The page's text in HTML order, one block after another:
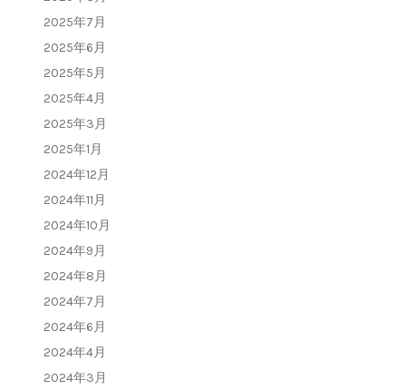
2025年7月
2025年6月
2025年5月
2025年4月
2025年3月
2025年1月
2024年12月
2024年11月
2024年10月
2024年9月
2024年8月
2024年7月
2024年6月
2024年4月
2024年3月